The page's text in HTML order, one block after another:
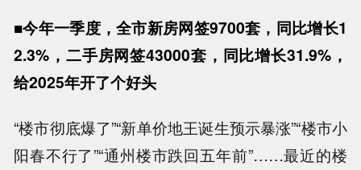
■今年一季度，全市新房网签9700套，同比增长1
2.3%，二手房网签43000套，同比增长31.9%，
给2025年开了个好头
“楼市彻底爆了”“新单价地王诞生预示暴涨”“楼市小
阳春不行了”“通州楼市跌回五年前”……最近的楼